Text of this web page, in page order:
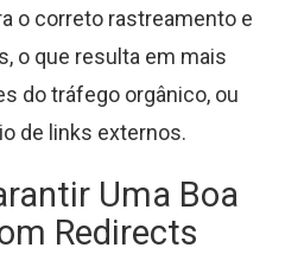
o correto rastreamento e
o que resulta em mais
do tráfego orgânico, ou
de links externos.
Uma Boa
Redirects